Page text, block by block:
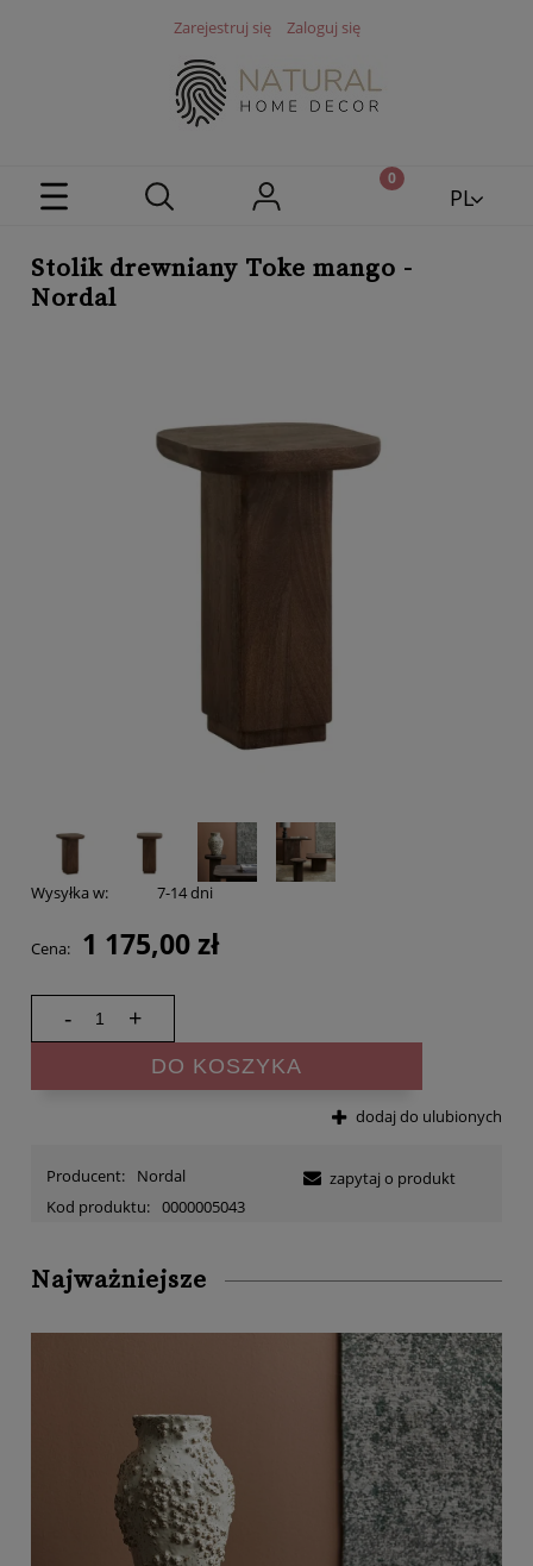
Zarejestruj się Zaloguj się
PL
Stolik drewniany Toke mango -
Nordal
Wysyłka w: 7-14 dni
Cena: 1 175,00 zł
- +
DO KOSZYKA
dodaj do ulubionych
Producent:
Nordal
Kod produktu: 0000005043
zapytaj o produkt
Najważniejsze